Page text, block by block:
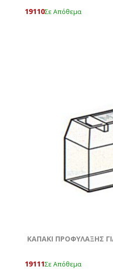
19110Σε Απόθεμα
ΚΑΠΑΚΙ ΠΡΟΦΥΛΑΞΗΣ
19111Σε Απόθεμα